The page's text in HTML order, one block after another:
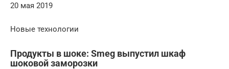
20 мая 2019
Новые технологии
Продукты в шоке: Smeg выпустил шкаф
шоковой заморозки